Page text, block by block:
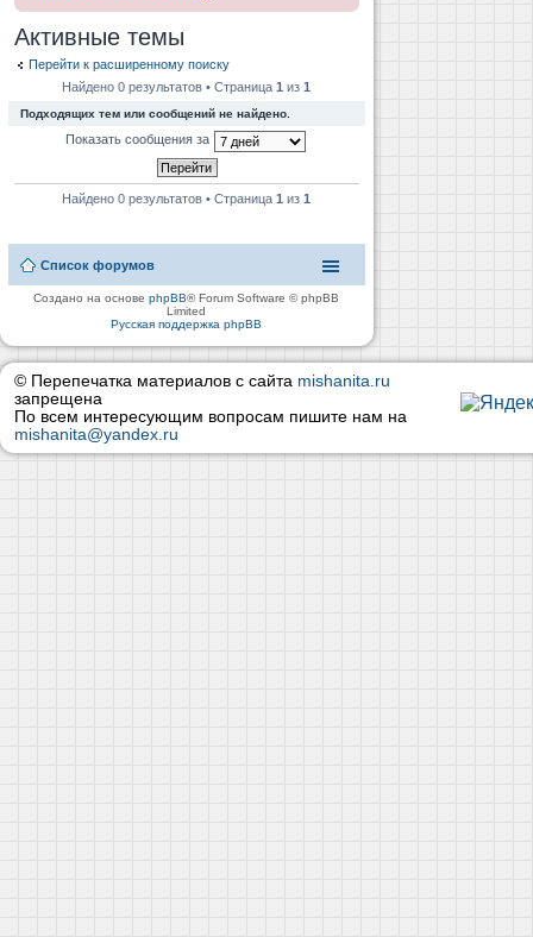
Активные темы
Перейти к расширенному поиску
Найдено 0 результатов • Страница1 из1
Подходящих тем или сообщений не найдено.
Показать сообщения за
Найдено 0 результатов • Страница1 из1
Список форумов
Создано на основеphpBB® Forum Software © phpBB
Limited
Русская поддержка phpBB
© Перепечатка материалов с сайта mishanita.ru
запрещена
По всем интересующим вопросам пишите нам на
mishanita@yandex.ru